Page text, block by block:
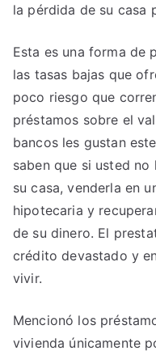
la pérdida de su casa
Esta es una forma de
las tasas bajas que
poco riesgo que
préstamos sobre el
bancos les gustan
saben que si usted
su casa, venderla en
hipotecaria y
de su dinero. El
crédito devastado y
vivir.
Mencionó los
vivienda únicamente